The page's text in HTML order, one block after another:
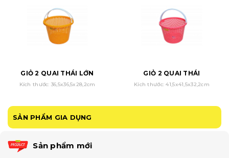
SẢN PHẨM GIA DỤNG
Sản phẩm mới
GIỎ 2 QUAI THÁI LỚN
Kích thước: 36,5x36,5x28,2cm
GIỎ 2 QUAI THÁI
Kích thước: 41,5x41,5x32,2cm